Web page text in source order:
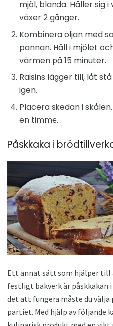
mjöl, blanda. Håller sig
växer 2 gånger.
Kombinera oljan med
pannan. Häll i mjölet
värmen på 15 minuter.
Raisins lägger till, låt
igen.
Placera skedan i
en timme.
Påskkaka i
Ett annat sätt som hjälper
festligt bakverk är påskkakan
det att fungera måste du
partiet. Med hjälp av följande